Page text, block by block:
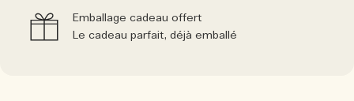
Emballage cadeau offert
Le cadeau parfait, déjà emballé